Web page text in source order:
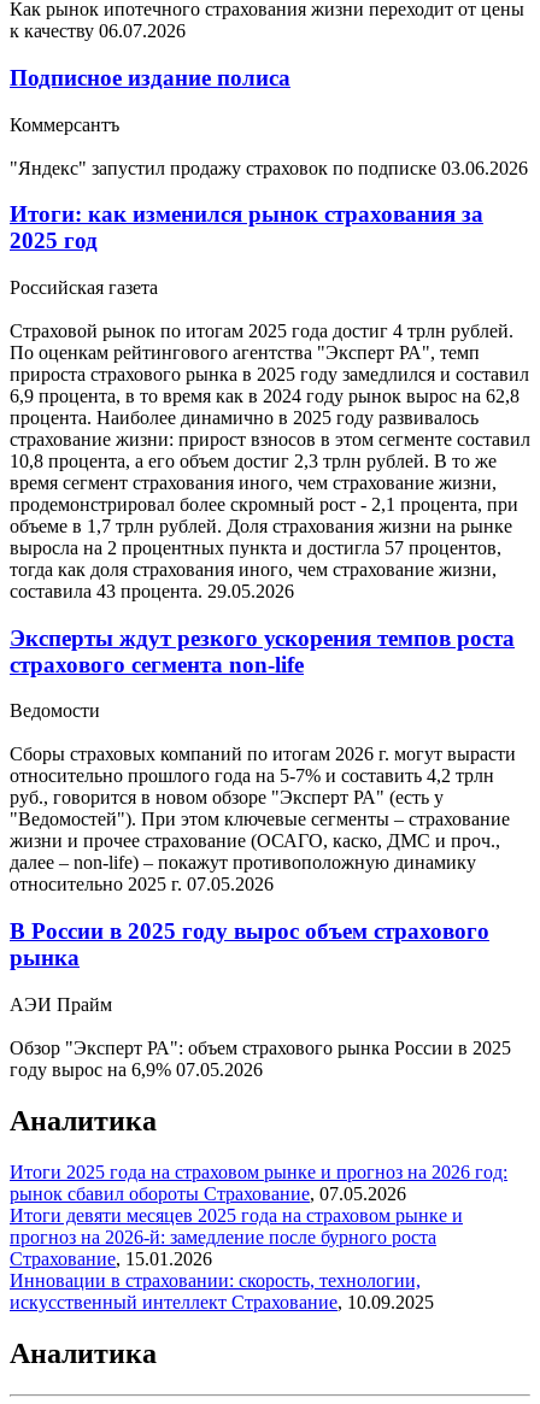
Как рынок ипотечного страхования жизни переходит от цены
к качеству 06.07.2026
Подписное издание полиса
Коммерсантъ
"Яндекс" запустил продажу страховок по подписке 03.06.2026
Итоги: как изменился рынок страхования за
2025 год
Российская газета
Страховой рынок по итогам 2025 года достиг 4 трлн рублей.
По оценкам рейтингового агентства "Эксперт РА", темп
прироста страхового рынка в 2025 году замедлился и составил
6,9 процента, в то время как в 2024 году рынок вырос на 62,8
процента. Наиболее динамично в 2025 году развивалось
страхование жизни: прирост взносов в этом сегменте составил
10,8 процента, а его объем достиг 2,3 трлн рублей. В то же
время сегмент страхования иного, чем страхование жизни,
продемонстрировал более скромный рост - 2,1 процента, при
объеме в 1,7 трлн рублей. Доля страхования жизни на рынке
выросла на 2 процентных пункта и достигла 57 процентов,
тогда как доля страхования иного, чем страхование жизни,
составила 43 процента. 29.05.2026
Эксперты ждут резкого ускорения темпов роста
страхового сегмента non-life
Ведомости
Сборы страховых компаний по итогам 2026 г. могут вырасти
относительно прошлого года на 5-7% и составить 4,2 трлн
руб., говорится в новом обзоре "Эксперт РА" (есть у
"Ведомостей"). При этом ключевые сегменты – страхование
жизни и прочее страхование (ОСАГО, каско, ДМС и проч.,
далее – non-life) – покажут противоположную динамику
относительно 2025 г. 07.05.2026
В России в 2025 году вырос объем страхового
рынка
АЭИ Прайм
Обзор "Эксперт РА": объем страхового рынка России в 2025
году вырос на 6,9% 07.05.2026
Аналитика
Итоги 2025 года на страховом рынке и прогноз на 2026 год:
рынок сбавил обороты Страхование, 07.05.2026
Итоги девяти месяцев 2025 года на страховом рынке и
прогноз на 2026-й: замедление после бурного роста
Страхование, 15.01.2026
Инновации в страховании: скорость, технологии,
искусственный интеллект Страхование, 10.09.2025
Аналитика